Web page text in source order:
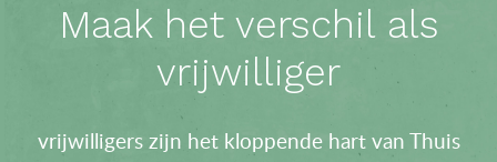
Maak het verschil als
vrijwilliger
vrijwilligers zijn het kloppende hart van Thuis